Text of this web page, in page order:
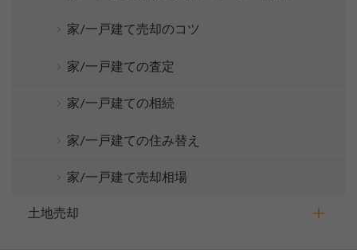
家/一戸建て売却のコツ
家/一戸建ての査定
家/一戸建ての相続
家/一戸建ての住み替え
家/一戸建て売却相場
土地売却